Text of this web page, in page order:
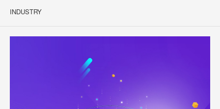
INDUSTRY